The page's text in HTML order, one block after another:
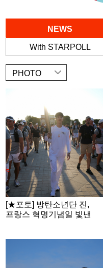
NEWS
With STARPOLL
PHOTO
[★포토] 방탄소년단 진,
프랑스 혁명기념일 빛낸